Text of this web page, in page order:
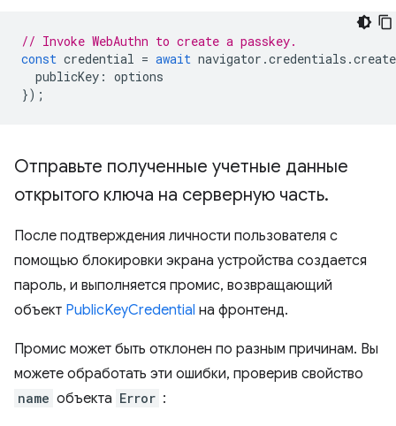
// Invoke WebAuthn to create a passkey.
const credential = await navigator .credentials .create
publicKey : options
});
Отправьте полученные учетные данные
открытого ключа на серверную часть.
После подтверждения личности пользователя с
помощью блокировки экрана устройства создается
пароль, и выполняется промис, возвращающий
объект PublicKeyCredential на фронтенд.
Промис может быть отклонен по разным причинам. Вы
можете обработать эти ошибки, проверив свойство
name объекта Error :